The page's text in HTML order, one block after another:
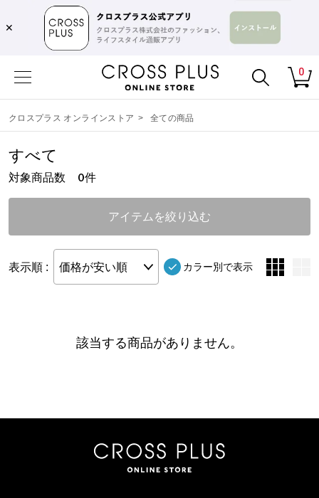
✕
0
クロスプラス オンラインストア > 全ての商品
対象商品数 0件
すべて
アイテムを絞り込む
表示順 : 価格が安い順 カラー別で表示
該当する商品がありません。